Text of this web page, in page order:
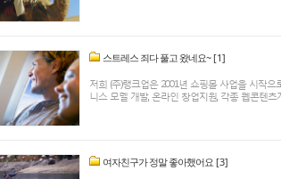
스트레스 죄다 풀고 왔네요~[1]
저희 (주)랭크업은 2001년 쇼핑몰 사업을 시작
니스 모델 개발, 온라인 창업지원, 각종 웹콘텐츠
여자친구가 정말 좋아했어요 [3]